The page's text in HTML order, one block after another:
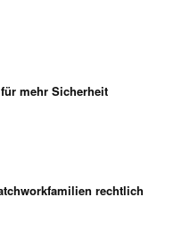
mehr Sicherheit
rechtlich